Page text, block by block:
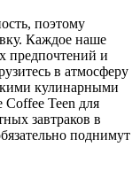
поэтому
Каждое наше
предпочтений и
в атмосферу
кулинарными
Teen для
завтраков в
поднимут